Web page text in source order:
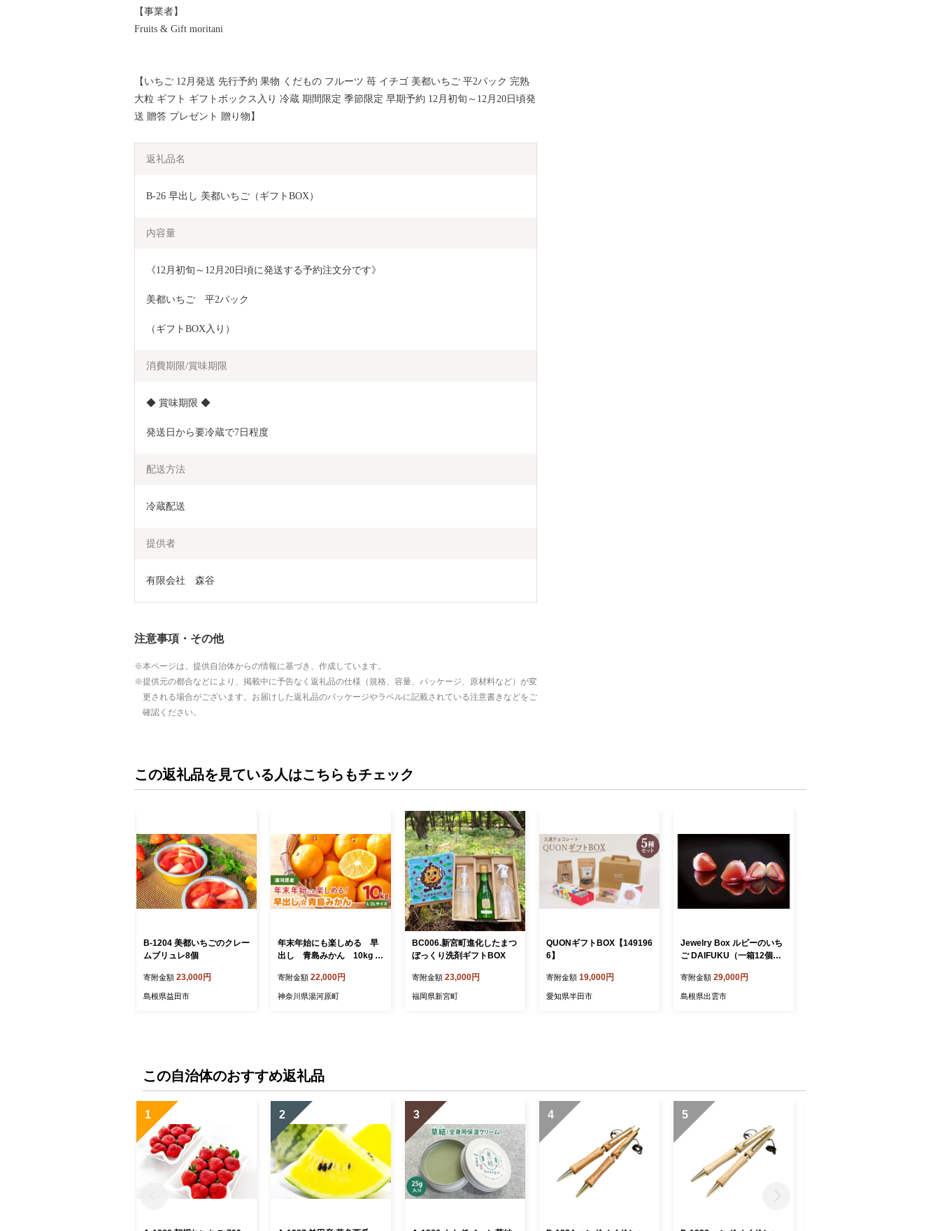
【事業者】
Fruits & Gift moritani
【いちご 12月発送 先行予約 果物 くだもの フルーツ 苺 イチゴ 美都いちご 平2パック 完熟
大粒 ギフト ギフトボックス入り 冷蔵 期間限定 季節限定 早期予約 12月初旬～12月20日頃発
送 贈答 プレゼント 贈り物】
返礼品名
B-26 早出し 美都いちご（ギフトBOX）
内容量
《12月初旬～12月20日頃に発送する予約注文分です》
美都いちご　平2パック
（ギフトBOX入り）
消費期限/賞味期限
◆ 賞味期限 ◆
発送日から要冷蔵で7日程度
配送方法
冷蔵配送
提供者
有限会社　森谷
注意事項・その他
本ページは、提供自治体からの情報に基づき、作成しています。
提供元の都合などにより、掲載中に予告なく返礼品の仕様（規格、容量、パッケージ、原材料など）が変
更される場合がございます。お届けした返礼品のパッケージやラベルに記載されている注意書きなどをご
確認ください。
この返礼品を見ている人はこちらもチェック
B-1204 美都いちごのクレー
ムブリュレ8個
寄附金額 23,000円
島根県益田市
年末年始にも楽しめる 早
出し 青島みかん 10kg
年1月上旬に発送予定 | 湯河
原町 青島みかん 10kg フル
寄附金額 22,000円
神奈川県湯河原町
BC006.新宮町進化したまつ
ぼっくり洗剤ギフトBOX
寄附金額 23,000円
福岡県新宮町
QUONギフトBOX【149196
6】
寄附金額 19,000円
愛知県半田市
Jewelry Box ルビーのいち
ご DAIFUKU（一箱12個入
寄附金額 29,000円
島根県出雲市
この自治体のおすすめ返礼品
1 2 3 4 5